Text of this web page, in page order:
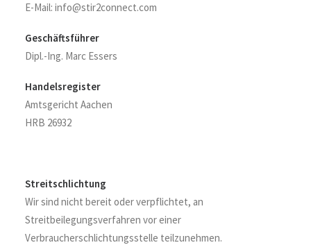
E-Mail: info@stir2connect.com
Geschäftsführer
Dipl.-Ing. Marc Essers
Handelsregister
Amtsgericht Aachen
HRB 26932
Streitschlichtung
Wir sind nicht bereit oder verpflichtet, an
Streitbeilegungsverfahren vor einer
Verbraucherschlichtungsstelle teilzunehmen.